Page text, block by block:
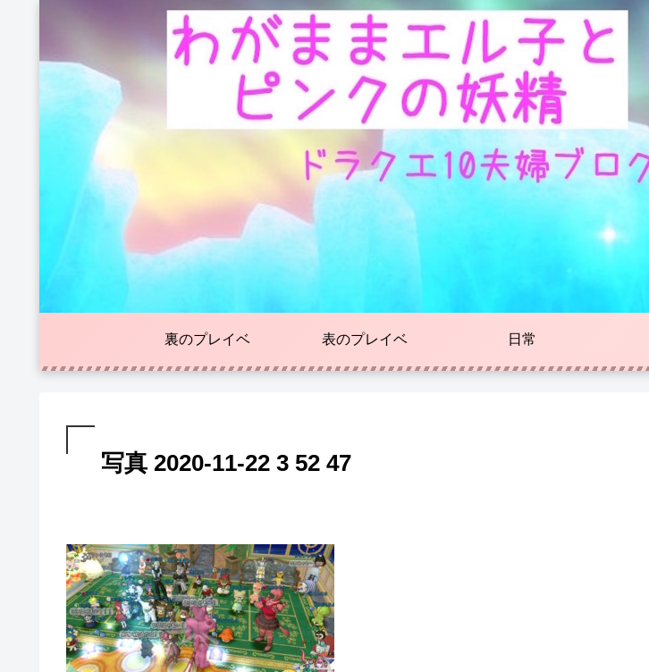
裏のプレイベ 表のプレイベ 日常
写真 2020-11-22 3 52 47